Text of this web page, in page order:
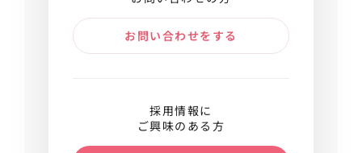
お問い合わせをする
採用情報に
ご興味のある方